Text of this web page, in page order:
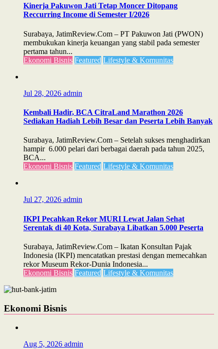
Kinerja Pakuwon Jati Tetap Moncer Ditopang
Reccurring Income di Semester I/2026
Surabaya, JatimReview.Com – PT Pakuwon Jati (PWON)
membukukan kinerja keuangan yang stabil pada semester
pertama tahun...
Ekonomi Bisnis Featured Lifestyle & Komunitas
Jul 28, 2026 admin
Kembali Hadir, BCA CitraLand Marathon 2026
Sediakan Hadiah Lebih Besar dan Peserta Lebih Banyak
Surabaya, JatimReview.Com – Setelah sukses menghadirkan
hampir 6.000 pelari dari berbagai daerah pada tahun 2025,
BCA...
Ekonomi Bisnis Featured Lifestyle & Komunitas
Jul 27, 2026 admin
IKPI Pecahkan Rekor MURI Lewat Jalan Sehat
Serentak di 40 Kota, Surabaya Libatkan 5.000 Peserta
Surabaya, JatimReview.Com – Ikatan Konsultan Pajak
Indonesia (IKPI) mencatatkan prestasi dengan memecahkan
rekor Museum Rekor-Dunia Indonesia...
Ekonomi Bisnis Featured Lifestyle & Komunitas
Ekonomi Bisnis
Aug 5, 2026 admin